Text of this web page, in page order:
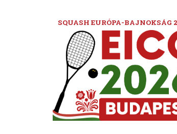
SQUASH EURÓPA-BAJNOKSÁG